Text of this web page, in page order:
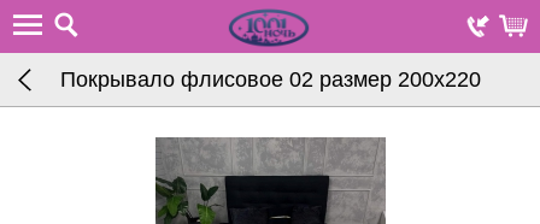
Покрывало флисовое 02 размер 200х220